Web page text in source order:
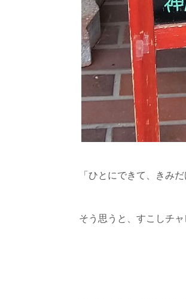
「ひとにできて、きみ
そう思うと、すこしチ